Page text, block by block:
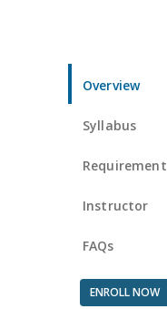
Overview
Syllabus
Instructor
FAQs
ENROLL NOW